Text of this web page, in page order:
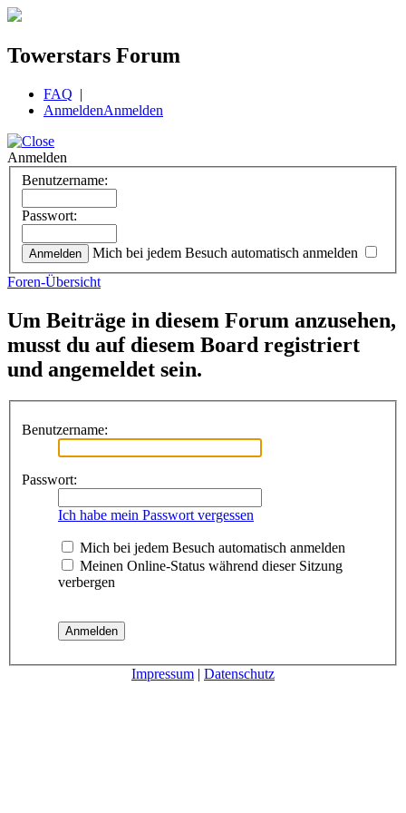
Towerstars Forum
FAQ |
AnmeldenAnmelden
Anmelden
Benutzername:
Passwort:
Mich bei jedem Besuch automatisch anmelden
Foren-Übersicht
Um Beiträge in diesem Forum anzusehen,
musst du auf diesem Board registriert
und angemeldet sein.
Benutzername:
Passwort:
Ich habe mein Passwort vergessen
Mich bei jedem Besuch automatisch anmelden
Meinen Online-Status während dieser Sitzung
verbergen
Impressum | Datenschutz